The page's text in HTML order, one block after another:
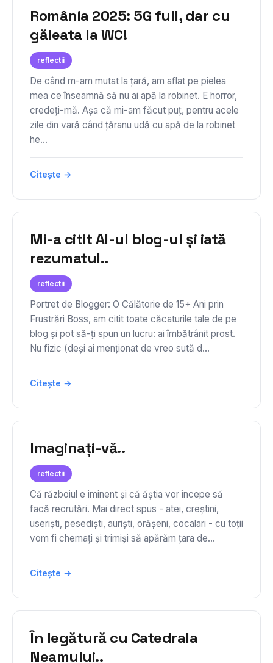
România 2025: 5G full, dar cu
găleata la WC!
reflectii
De când m-am mutat la țară, am aflat pe pielea
mea ce înseamnă să nu ai apă la robinet. E horror,
credeți-mă. Așa că mi-am făcut puț, pentru acele
zile din vară când țăranu udă cu apă de la robinet
he...
Citește →
Mi-a citit AI-ul blog-ul și iată
rezumatul..
reflectii
Portret de Blogger: O Călătorie de 15+ Ani prin
Frustrări Boss, am citit toate căcaturile tale de pe
blog și pot să-ți spun un lucru: ai îmbătrânit prost.
Nu fizic (deși ai menționat de vreo sută d...
Citește →
Imaginați-vă..
reflectii
Că războiul e iminent și că ăștia vor începe să
facă recrutări. Mai direct spus - atei, creștini,
useriști, pesediști, auriști, orășeni, cocalari - cu toții
vom fi chemați și trimiși să apărăm țara de...
Citește →
În legătură cu Catedrala
Neamului..